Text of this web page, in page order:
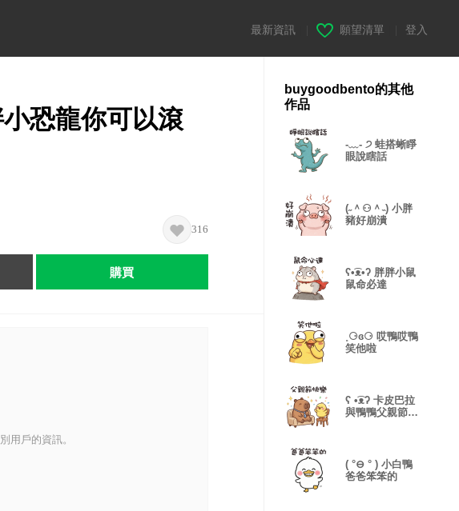
最新資訊 願望清單 登入
恐龍你可以滾
316
購買
用戶的資訊。
buygoodbento的其他
作品
-﹏- ੭ 蛙搭蜥睜
眼說瞎話
(˶＾⚇＾˵) 小胖
豬好崩潰
ʕ•͡ᴥ•ʔ 胖胖小鼠
鼠命必達
˳⚆ɞ⚆ 哎鴨哎鴨
笑他啦
ʕ •͡ᴥʔ 卡皮巴拉
與鴨鴨父親節快
( °⊖ ° ) 小白鴨
爸爸笨笨的